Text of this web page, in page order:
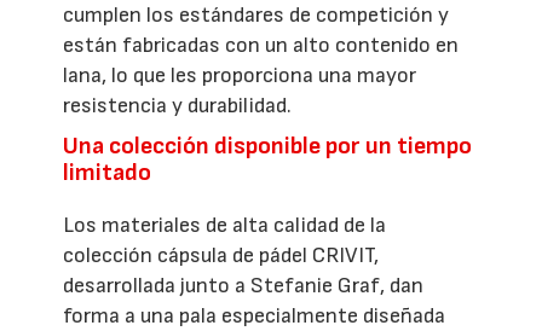
cumplen los estándares de competición y
están fabricadas con un alto contenido en
lana, lo que les proporciona una mayor
resistencia y durabilidad.
Una colección disponible por un tiempo
limitado
Los materiales de alta calidad de la
colección cápsula de pádel CRIVIT,
desarrollada junto a Stefanie Graf, dan
forma a una pala especialmente diseñada